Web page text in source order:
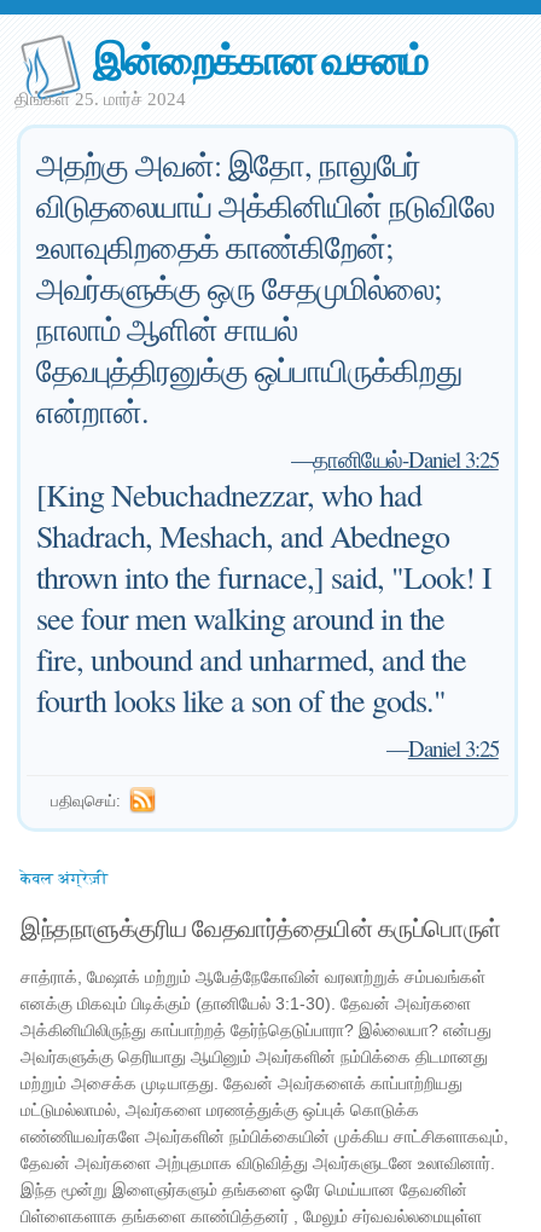
இன்றைக்கான வசனம்
திங்கள் 25. மார்ச் 2024
அதற்கு அவன்: இதோ, நாலுபேர்
விடுதலையாய் அக்கினியின் நடுவிலே
உலாவுகிறதைக் காண்கிறேன்;
அவர்களுக்கு ஒரு சேதமுமில்லை;
நாலாம் ஆளின் சாயல்
தேவபுத்திரனுக்கு ஒப்பாயிருக்கிறது
என்றான்.
—தானியேல்-Daniel 3:25
[King Nebuchadnezzar, who had
Shadrach, Meshach, and Abednego
thrown into the furnace,] said, "Look! I
see four men walking around in the
fire, unbound and unharmed, and the
fourth looks like a son of the gods."
—Daniel 3:25
பதிவுசெய்:
केवल अंग्रेज़ी
இந்தநாளுக்குரிய வேதவார்த்தையின் கருப்பொருள்
சாத்ராக், மேஷாக் மற்றும் ஆபேத்நேகோவின் வரலாற்றுக் சம்பவங்கள்
எனக்கு மிகவும் பிடிக்கும் (தானியேல் 3:1-30). தேவன் அவர்களை
அக்கினியிலிருந்து காப்பாற்றத் தேர்ந்தெடுப்பாரா? இல்லையா? என்பது
அவர்களுக்கு தெரியாது ஆயினும் அவர்களின் நம்பிக்கை திடமானது
மற்றும் அசைக்க முடியாதது. தேவன் அவர்களைக் காப்பாற்றியது
மட்டுமல்லாமல், அவர்களை மரணத்துக்கு ஒப்புக் கொடுக்க
எண்ணியவர்களே அவர்களின் நம்பிக்கையின் முக்கிய சாட்சிகளாகவும்,
தேவன் அவர்களை அற்புதமாக விடுவித்து அவர்களுடனே உலாவினார்.
இந்த மூன்று இளைஞர்களும் தங்களை ஒரே மெய்யான தேவனின்
பிள்ளைகளாக தங்களை காண்பித்தனர் , மேலும் சர்வவல்லமையுள்ள